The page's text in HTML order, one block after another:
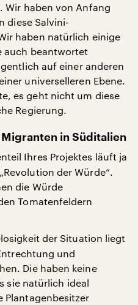
Wir haben von Anfang
diese Salvini-
haben natürlich einige
auch beantwortet
auf einer anderen
universelleren Ebene.
es geht nicht um diese
Regierung.
in Süditalien
Ihres Projektes läuft ja
der Würde“.
die Würde
Tomatenfeldern
der Situation liegt
und
Die haben keine
sie natürlich ideal
Plantagenbesitzer